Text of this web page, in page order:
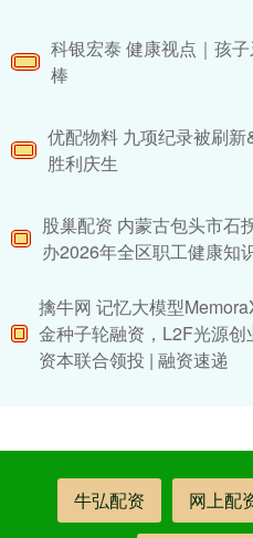
科银宏泰 健康视点｜孩
棒
优配物料 九项纪录被刷
胜利庆生
股巢配资 内蒙古包头市石
办2026年全区职工健康知
擒牛网 记忆大模型
金种子轮融资，L2F光源创
资本联合领投 | 融资速递
牛弘配资 网上配